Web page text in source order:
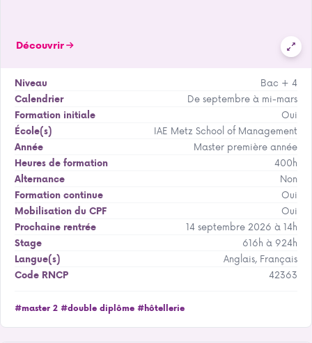
Découvrir
Niveau
Bac + 4
Calendrier
De septembre à mi-mars
Formation initiale
Oui
École(s)
IAE Metz School of Management
Année
Master première année
Heures de formation
400h
Alternance
Non
Formation continue
Oui
Mobilisation du CPF
Oui
Prochaine rentrée
14 septembre 2026 à 14h
Stage
616h à 924h
Langue(s)
Anglais, Français
Code RNCP
42363
#master 2 #double diplôme #hôtellerie